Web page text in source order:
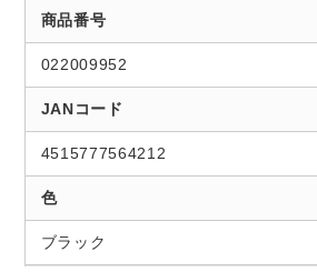
商品番号
022009952
JANコード
4515777564212
色
ブラック